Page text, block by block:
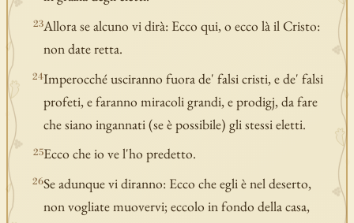
23Allora se alcuno vi dirà: Ecco qui, o ecco là il Cristo:
non date retta.
24Imperocché usciranno fuora de' falsi cristi, e de' falsi
profeti, e faranno miracoli grandi, e prodigj, da fare
che siano ingannati (se è possibile) gli stessi eletti.
25Ecco che io ve l'ho predetto.
26Se adunque vi diranno: Ecco che egli è nel deserto,
non vogliate muovervi; eccolo in fondo della casa,